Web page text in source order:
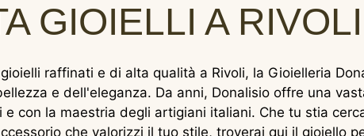
GIOIELLI A RIVOLI
raffinati e di alta qualità a Rivoli, la Gioielleria
e dell'eleganza. Da anni, Donalisio offre una
e con la maestria degli artigiani italiani. Che tu stia
che valorizzi il tuo stile, troverai qui il gioiello